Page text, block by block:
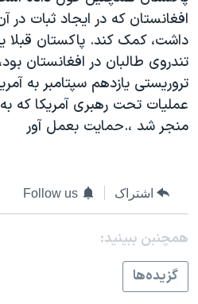
اقتصادی
اسرائیل در جنگ
گالری عکس
آرشیو پخش زنده
حمله جمهوری اسلامی به اسرائیل
ورزش زنان در ایران
اعتراضات زن، زندگی، آزادی
مجموعه مستندهای دادخواهی
دادگاه حمید نوری
قانون شفافیت دارائی کادر رهبری
اعتراضات مردمی آبان ۹۸
زبانهای مختلف
افغانستان که در ايجاد ثبات
داشت، کمک کند. پاکستان قبلا
تندروی طالبان در افغانستان
تروريستی يازدهم سپتامبر به
عمليات تحت رهبری آمريکا که
منجر شد ،.حمايت بعمل آور
اشتراک Follow us
همچنبن ببینید:
گزيده‌ها